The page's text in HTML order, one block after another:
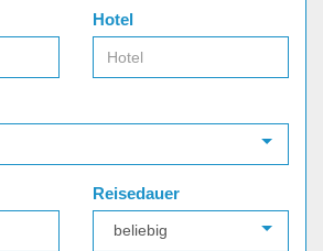
Hotel
Reisedauer